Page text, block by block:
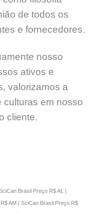
de todos os
e fornecedores.
nosso
ativos e
valorizamos a
culturas em nosso
cliente.
Brasil Preço R$ AL |
AM | SciCan Brasil Preço R$